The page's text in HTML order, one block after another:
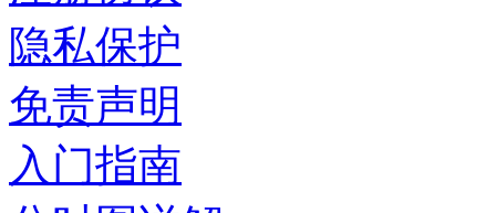
隐私保护
免责声明
入门指南